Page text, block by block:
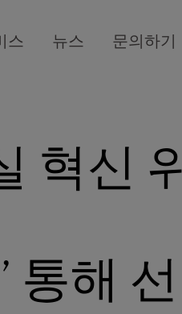
스 뉴스 문의하기
혁신
통해